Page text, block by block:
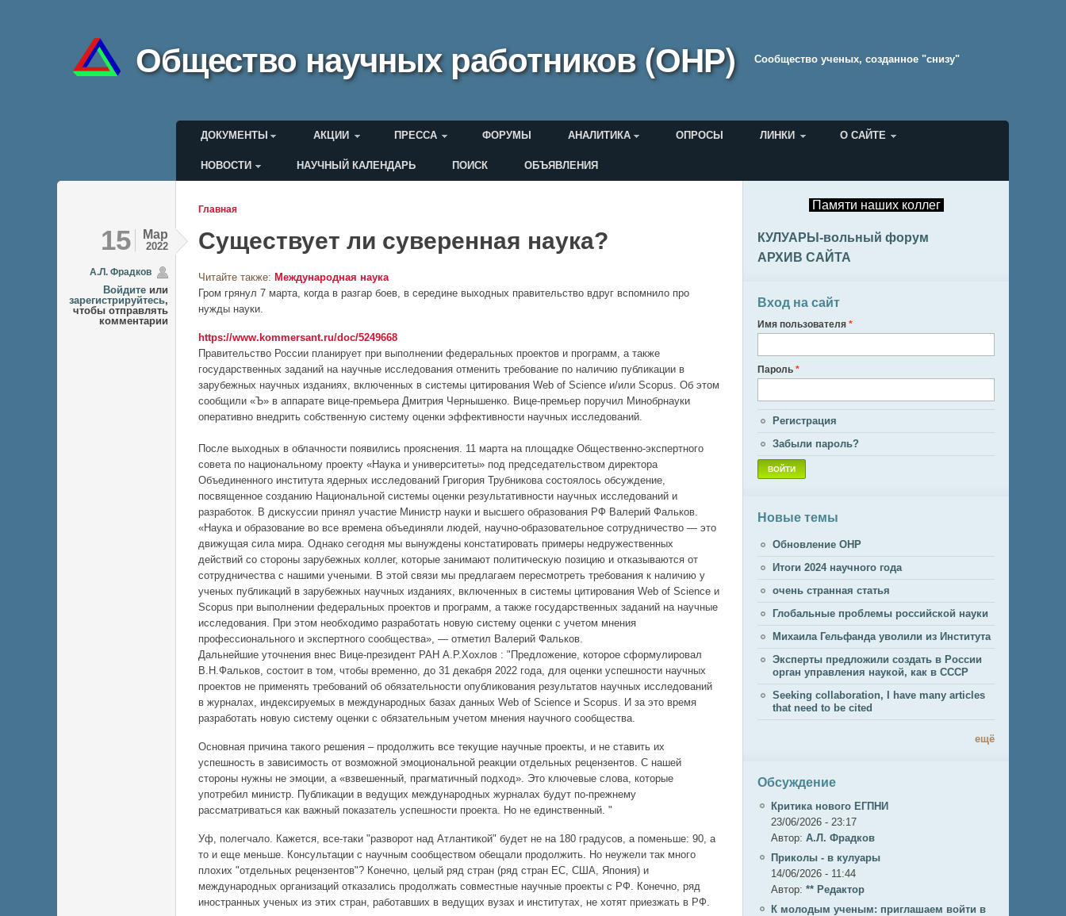
Общество научных работников (ОНР) Cообщество ученых, созданное "снизу"
Главное меню
ДОКУМЕНТЫ АКЦИИ ПРЕССА ФОРУМЫ АНАЛИТИКА ОПРОСЫ ЛИНКИ О САЙТЕ
Меню пользователя
НОВОСТИ НАУЧНЫЙ КАЛЕНДАРЬ ПОИСК ОБЪЯВЛЕНИЯ
Вы здесь
Главная
15 Мар
2022
А.Л. Фрадков
Войдите или
зарегистрируйтесь,
чтобы отправлять
комментарии
Существует ли суверенная наука?
Читайте также: Международная наука
Гром грянул 7 марта, когда в разгар боев, в середине выходных правительство вдруг вспомнило про
нужды науки.
https://www.kommersant.ru/doc/5249668
Правительство России планирует при выполнении федеральных проектов и программ, а также
государственных заданий на научные исследования отменить требование по наличию публикации в
зарубежных научных изданиях, включенных в системы цитирования Web of Science и/или Scopus. Об этом
сообщили «Ъ» в аппарате вице-премьера Дмитрия Чернышенко. Вице-премьер поручил Минобрнауки
оперативно внедрить собственную систему оценки эффективности научных исследований.
После выходных в облачности появились прояснения. 11 марта на площадке Общественно-экспертного
совета по национальному проекту «Наука и университеты» под председательством директора
Объединенного института ядерных исследований Григория Трубникова состоялось обсуждение,
посвященное созданию Национальной системы оценки результативности научных исследований и
разработок. В дискуссии принял участие Министр науки и высшего образования РФ Валерий Фальков.
«Наука и образование во все времена объединяли людей, научно-образовательное сотрудничество — это
движущая сила мира. Однако сегодня мы вынуждены констатировать примеры недружественных
действий со стороны зарубежных коллег, которые занимают политическую позицию и отказываются от
сотрудничества с нашими учеными. В этой связи мы предлагаем пересмотреть требования к наличию у
ученых публикаций в зарубежных научных изданиях, включенных в системы цитирования Web of Science и
Scopus при выполнении федеральных проектов и программ, а также государственных заданий на научные
исследования. При этом необходимо разработать новую систему оценки с учетом мнения
профессионального и экспертного сообщества», — отметил Валерий Фальков.
Дальнейшие уточнения внес Вице-президент РАН А.Р.Хохлов : " Предложение, которое сформулировал
В.Н.Фальков, состоит в том, чтобы временно, до 31 декабря 2022 года, для оценки успешности научных
проектов не применять требований об обязательности опубликования результатов научных исследований
в журналах, индексируемых в международных базах данных Web of Science и Scopus. И за это время
разработать новую систему оценки с обязательным учетом мнения научного сообщества.
Основная причина такого решения – продолжить все текущие научные проекты, и не ставить их
успешность в зависимость от возможной эмоциональной реакции отдельных рецензентов. С нашей
стороны нужны не эмоции, а «взвешенный, прагматичный подход». Это ключевые слова, которые
употребил министр. Публикации в ведущих международных журналах будут по-прежнему
рассматриваться как важный показатель успешности проекта. Но не единственный. "
Уф, полегчало. Кажется, все-таки "разворот над Атлантикой" будет не на 180 градусов, а поменьше: 90, а
то и еще меньше. Консультации с научным сообществом обещали продолжить. Но неужели так много
плохих "отдельных рецензентов"? Конечно, целый ряд стран (ряд стран ЕС, США, Япония) и
международных организаций отказались продолжать совместные научные проекты с РФ. Конечно, ряд
иностранных ученых из этих стран, работавших в ведущих вузах и институтах, не хотят приезжать в РФ.
Памяти наших коллег
КУЛУАРЫ-вольный форум
АРХИВ САЙТА
Вход на сайт
Имя пользователя *
Пароль *
Регистрация
Забыли пароль?
Новые темы
Обновление ОНР
Итоги 2024 научного года
очень странная статья
Глобальные проблемы российской науки
Михаила Гельфанда уволили из Института
Эксперты предложили создать в России
орган управления наукой, как в СССР
Seeking collaboration, I have many articles
that need to be cited
ещё
Обсуждение
Критика нового ЕГПНИ
23/06/2026 - 23:17
Автор: А.Л. Фрадков
Приколы - в кулуары
14/06/2026 - 11:44
Автор: ** Редактор
К молодым ученым: приглашаем войти в